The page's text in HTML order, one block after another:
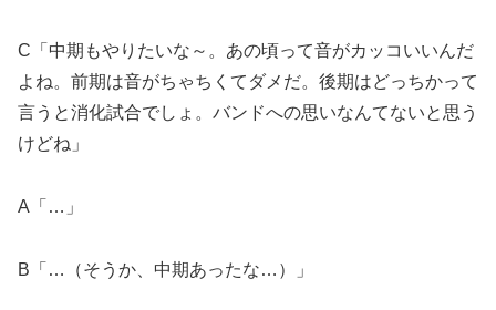
C「中期もやりたいな～。あの頃って音がカッコいいんだ
よね。前期は音がちゃちくてダメだ。後期はどっちかって
言うと消化試合でしょ。バンドへの思いなんてないと思う
けどね」
A「…」
B「…（そうか、中期あったな…）」